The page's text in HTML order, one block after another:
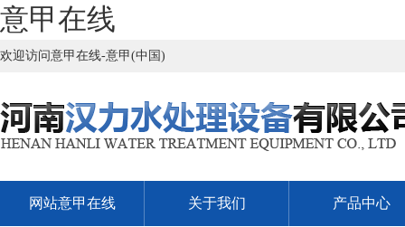
意甲在线
欢迎访问意甲在线-意甲(中国)
网站意甲在线 关于我们 产品中心